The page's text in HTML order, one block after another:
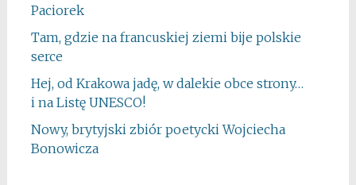
Paciorek
Tam, gdzie na francuskiej ziemi bije polskie
serce
Hej, od Krakowa jadę, w dalekie obce strony…
i na Listę UNESCO!
Nowy, brytyjski zbiór poetycki Wojciecha
Bonowicza